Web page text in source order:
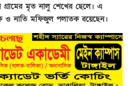
মৃত নালু শেখের ছেলে। এ
ও নাতি মফিজুল পলাতক রয়েছেন।